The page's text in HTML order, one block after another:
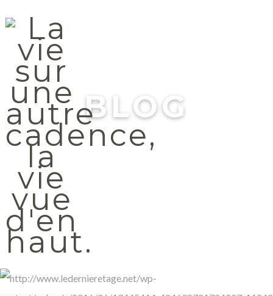
BLOG